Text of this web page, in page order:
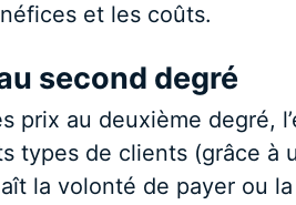
et les coûts.
second degré
prix au deuxième degré,
types de clients (grâce à
la volonté de payer ou